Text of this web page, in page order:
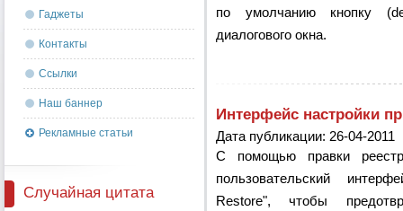
по умолчанию кнопку
диалогового окна.
Интерфейс настройки
Дата публикации: 26-04-2011
С помощью правки
пользовательский
Restore", чтобы
Гаджеты
Контакты
Ссылки
Наш баннер
Рекламные статьи
Случайная цитата